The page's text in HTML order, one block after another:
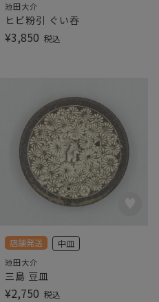
池田大介
ヒビ粉引 ぐい呑
¥3,850 税込
店舗発送 中皿
池田大介
三島 豆皿
¥2,750 税込